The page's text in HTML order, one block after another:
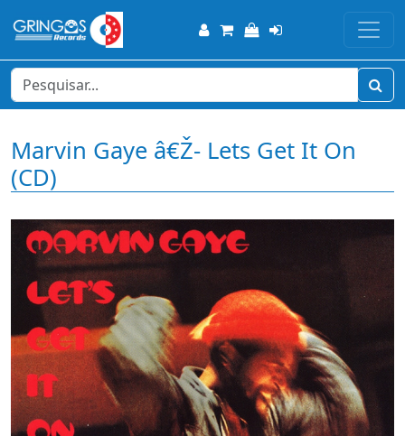
Marvin Gaye â€Ž- Lets Get It On
(CD)